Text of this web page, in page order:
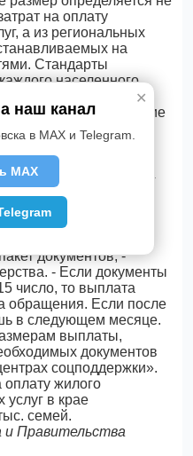
на оплату
а из региональных
на
Стандарты
населенного
тарифов и
за жилое помещение
их среднюю
действуют
края от 22.05.2014
в центр
жительства, а
центр госуслуг,
документов, -
- Если документы
число, то выплата
обращения. Если после
в следующем месяце.
выплаты,
документов
соцподдержки».
оплату жилого
в крае
семей.
и Правительства
✕
наш канал
в MAX и Telegram.
MAX